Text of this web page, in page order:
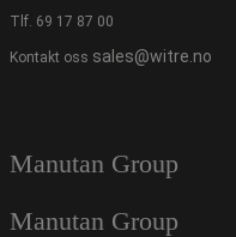
Tlf. 69 17 87 00
Kontakt oss sales@witre.no
Manutan Group
Manutan Group